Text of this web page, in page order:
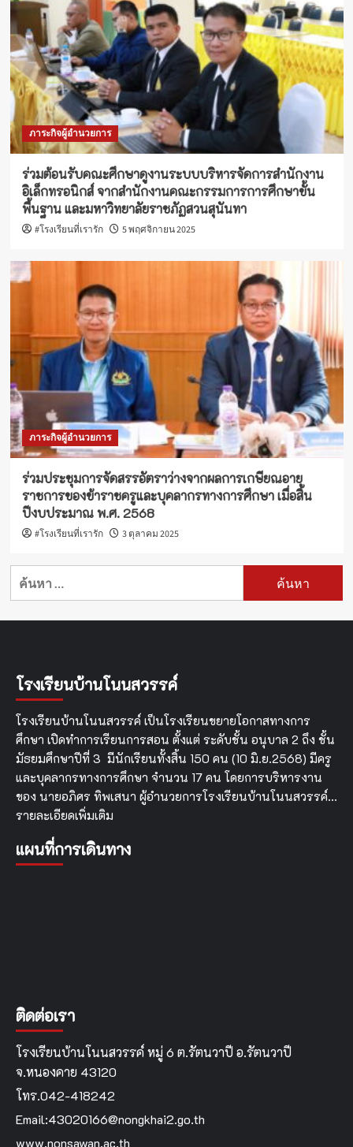
ภาระกิจผู้อำนวยการ
ร่วมต้อนรับคณะศึกษาดูงานระบบบริหารจัดการสำนักงาน
อิเล็กทรอนิกส์ จากสำนักงานคณะกรรมการการศึกษาขั้น
พื้นฐาน และมหาวิทยาลัยราชภัฏสวนสุนันทา
#โรงเรียนที่เรารัก 5 พฤศจิกายน 2025
ภาระกิจผู้อำนวยการ
ร่วมประชุมการจัดสรรอัตราว่างจากผลการเกษียณอายุ
ราชการของข้าราชครูและบุคลากรทางการศึกษา เมื่อสิ้น
ปีงบประมาณ พ.ศ. 2568
#โรงเรียนที่เรารัก 3 ตุลาคม 2025
ค้นหา
โรงเรียนบ้านโนนสวรรค์
โรงเรียนบ้านโนนสวรรค์ เป็นโรงเรียนขยายโอกาสทางการ
ศึกษา เปิดทำการเรียนการสอน ตั้งแต่ ระดับชั้น อนุบาล 2 ถึง ชั้น
มัธยมศึกษาปีที่ 3 มีนักเรียนทั้งสิ้น 150 คน (10 มิ.ย.2568) มีครู
และบุคลากรทางการศึกษา จำนวน 17 คน โดยการบริหารงาน
ของ นายอภิศร ทิพเสนา ผู้อำนวยการโรงเรียนบ้านโนนสวรรค์…
รายละเอียดเพิ่มเติม
แผนที่การเดินทาง
ติดต่อเรา
โรงเรียนบ้านโนนสวรรค์ หมู่ 6 ต.รัตนวาปี อ.รัตนวาปี
จ.หนองคาย 43120
โทร.042-418242
Email:43020166@nongkhai2.go.th
www.nonsawan.ac.th